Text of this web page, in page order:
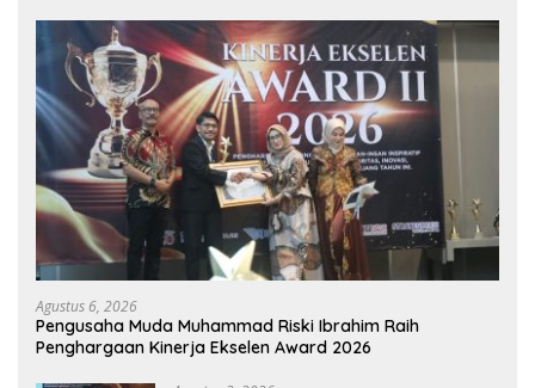
Agustus 6, 2026
Pengusaha Muda Muhammad Riski Ibrahim Raih
Penghargaan Kinerja Ekselen Award 2026